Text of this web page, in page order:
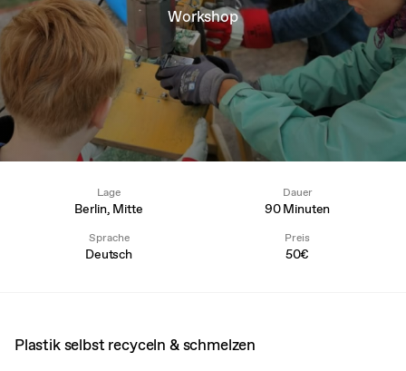
Workshop
Lage
Berlin, Mitte
Dauer
90 Minuten
Sprache
Deutsch
Preis
50€
Plastik selbst recyceln & schmelzen